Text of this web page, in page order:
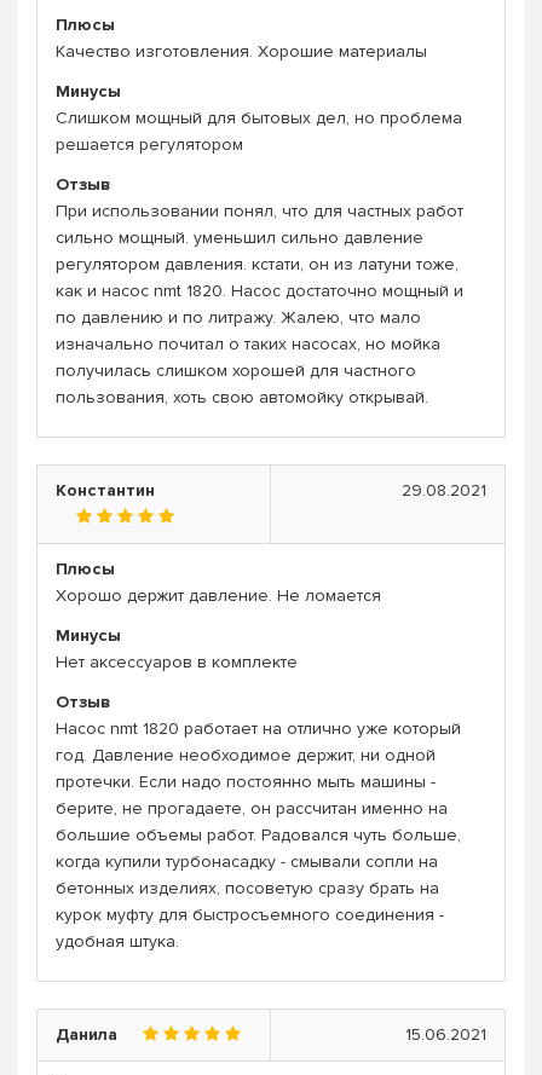
Плюсы
Качество изготовления. Хорошие материалы
Минусы
Слишком мощный для бытовых дел, но проблема
решается регулятором
Отзыв
При использовании понял, что для частных работ
сильно мощный. уменьшил сильно давление
регулятором давления. кстати, он из латуни тоже,
как и насос nmt 1820. Насос достаточно мощный и
по давлению и по литражу. Жалею, что мало
изначально почитал о таких насосах, но мойка
получилась слишком хорошей для частного
пользования, хоть свою автомойку открывай.
Константин 29.08.2021
Плюсы
Хорошо держит давление. Не ломается
Минусы
Нет аксессуаров в комплекте
Отзыв
Насос nmt 1820 работает на отлично уже который
год. Давление необходимое держит, ни одной
протечки. Если надо постоянно мыть машины -
берите, не прогадаете, он рассчитан именно на
большие объемы работ. Радовался чуть больше,
когда купили турбонасадку - смывали сопли на
бетонных изделиях, посоветую сразу брать на
курок муфту для быстросъемного соединения -
удобная штука.
Данила 15.06.2021